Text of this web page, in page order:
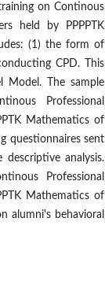
on Continous
held by PPPPTK
(1) the form of
CPD. This
Model. The sample
Professional
Mathematics of
questionnaires sent
analysis.
Professional
Mathematics of
alumni's behavioral